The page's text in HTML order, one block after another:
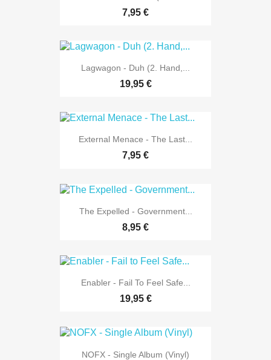
7,95 €
Lagwagon - Duh (2. Hand,...
19,95 €
External Menace - The Last...
7,95 €
The Expelled - Government...
8,95 €
Enabler - Fail To Feel Safe...
19,95 €
NOFX - Single Album (Vinyl)